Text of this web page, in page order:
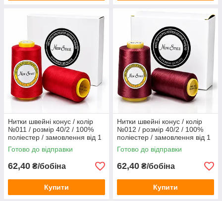
Нитки швейні конус / колір
№011 / розмір 40/2 / 100%
поліестер / замовлення від 1
бобіни
Готово до відправки
62,40 ₴/бобіна
Купити
Нитки швейні конус / колір
№012 / розмір 40/2 / 100%
поліестер / замовлення від 1
бобіни
Готово до відправки
62,40 ₴/бобіна
Купити